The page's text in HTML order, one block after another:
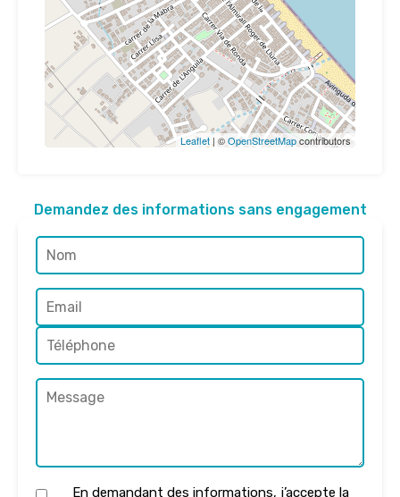
Leaflet| ©OpenStreetMapcontributors
Demandez des informations sans engagement
En demandant des informations, j’accepte la